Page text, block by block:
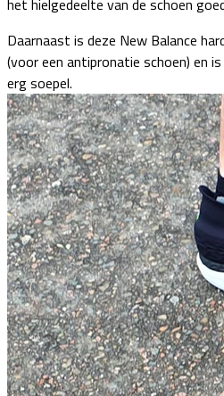
het hielgedeelte van de schoen
Daarnaast is deze New Balance
(voor een antipronatie schoen) en
erg soepel.